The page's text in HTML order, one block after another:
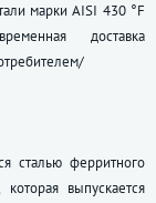
марки AISI 430 °F
доставка
сталью ферритного
выпускается